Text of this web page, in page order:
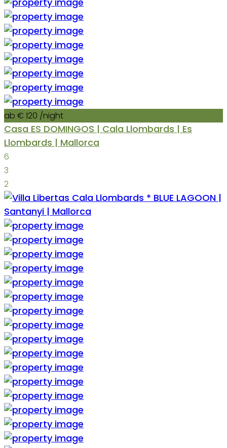
ab € 120 /night
Casa ES DOMINGOS | Cala Llombards | Es
Llombards | Mallorca
6
3
2